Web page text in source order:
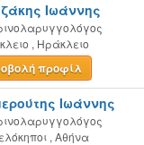
Ιωάννης
, Ηράκλειο
προφίλ
Ιωάννης
, Αθήνα